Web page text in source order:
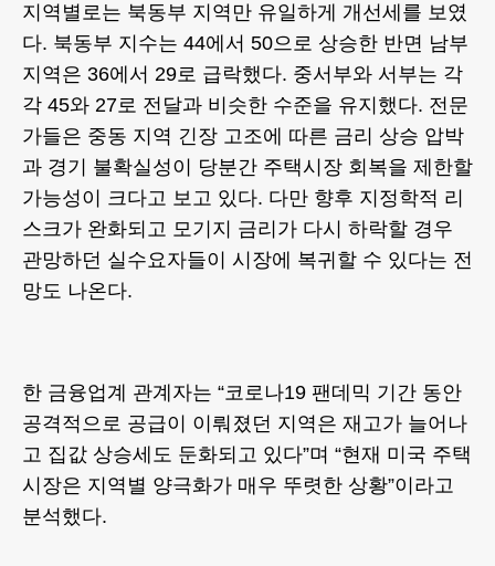
지역별로는 북동부 지역만 유일하게 개선세를 보였
다. 북동부 지수는 44에서 50으로 상승한 반면 남부
지역은 36에서 29로 급락했다. 중서부와 서부는 각
각 45와 27로 전달과 비슷한 수준을 유지했다. 전문
가들은 중동 지역 긴장 고조에 따른 금리 상승 압박
과 경기 불확실성이 당분간 주택시장 회복을 제한할
가능성이 크다고 보고 있다. 다만 향후 지정학적 리
스크가 완화되고 모기지 금리가 다시 하락할 경우
관망하던 실수요자들이 시장에 복귀할 수 있다는 전
망도 나온다.
한 금융업계 관계자는 “코로나19 팬데믹 기간 동안
공격적으로 공급이 이뤄졌던 지역은 재고가 늘어나
고 집값 상승세도 둔화되고 있다”며 “현재 미국 주택
시장은 지역별 양극화가 매우 뚜렷한 상황”이라고
분석했다.